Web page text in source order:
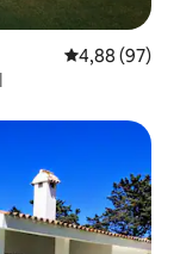
Gemiddelde
4,88 (97)